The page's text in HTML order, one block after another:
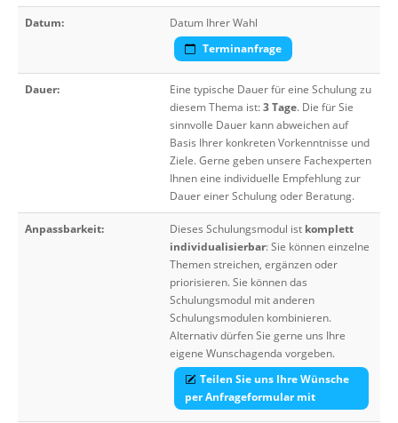
Datum:
Datum Ihrer Wahl
Terminanfrage
Dauer:
Eine typische Dauer für eine Schulung zu
diesem Thema ist:3 Tage. Die für Sie
sinnvolle Dauer kann abweichen auf
Basis Ihrer konkreten Vorkenntnisse und
Ziele. Gerne geben unsere Fachexperten
Ihnen eine individuelle Empfehlung zur
Dauer einer Schulung oder Beratung.
Anpassbarkeit: Dieses Schulungsmodul ist komplett
individualisierbar: Sie können einzelne
Themen streichen, ergänzen oder
priorisieren. Sie können das
Schulungsmodul mit anderen
Schulungsmodulen kombinieren.
Alternativ dürfen Sie gerne uns Ihre
eigene Wunschagenda vorgeben.
Teilen Sie uns Ihre Wünsche
per Anfrageformular mit